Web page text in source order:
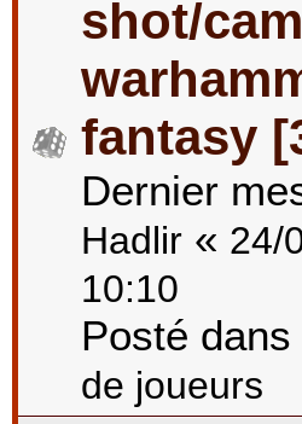
shot/
fantasy
Dernier
Hadlir « 24/
10:10
Posté dans
de joueurs